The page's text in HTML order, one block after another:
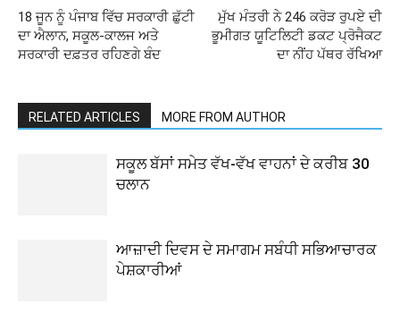
18 ਜੂਨ ਨੂੰ ਪੰਜਾਬ ਵਿੱਚ ਸਰਕਾਰੀ ਛੁੱਟੀ
ਦਾ ਐਲਾਨ, ਸਕੂਲ-ਕਾਲਜ ਅਤੇ
ਸਰਕਾਰੀ ਦਫ਼ਤਰ ਰਹਿਣਗੇ ਬੰਦ
ਮੁੱਖ ਮੰਤਰੀ ਨੇ 246 ਕਰੋੜ ਰੁਪਏ ਦੀ
ਭੂਮੀਗਤ ਯੂਟਿਲਿਟੀ ਡਕਟ ਪ੍ਰੋਜੈਕਟ
ਦਾ ਨੀਂਹ ਪੱਥਰ ਰੱਖਿਆ
RELATED ARTICLES MORE FROM AUTHOR
ਸਕੂਲ ਬੱਸਾਂ ਸਮੇਤ ਵੱਖ-ਵੱਖ ਵਾਹਨਾਂ ਦੇ ਕਰੀਬ 30
ਚਲਾਨ
ਆਜ਼ਾਦੀ ਦਿਵਸ ਦੇ ਸਮਾਗਮ ਸਬੰਧੀ ਸਭਿਆਚਾਰਕ
ਪੇਸ਼ਕਾਰੀਆਂ